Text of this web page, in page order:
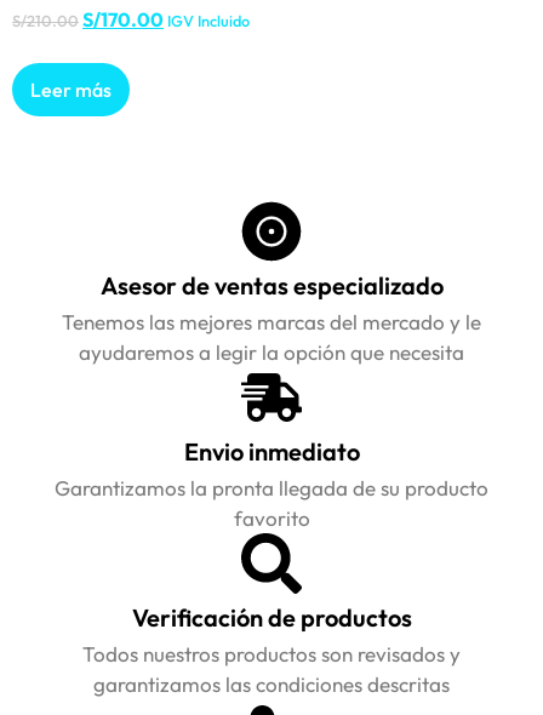
S/210.00S/170.00 IGV Incluido
Leer más
Asesor de ventas especializado
Tenemos las mejores marcas del mercado y le
ayudaremos a legir la opción que necesita
Envio inmediato
Garantizamos la pronta llegada de su producto
favorito
Verificación de productos
Todos nuestros productos son revisados y
garantizamos las condiciones descritas